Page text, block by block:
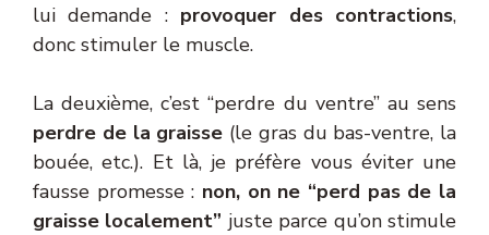
lui demande : provoquer des contractions,
donc stimuler le muscle.
La deuxième, c’est “perdre du ventre” au sens
perdre de la graisse (le gras du bas-ventre, la
bouée, etc.). Et là, je préfère vous éviter une
fausse promesse : non, on ne “perd pas de la
graisse localement” juste parce qu’on stimule